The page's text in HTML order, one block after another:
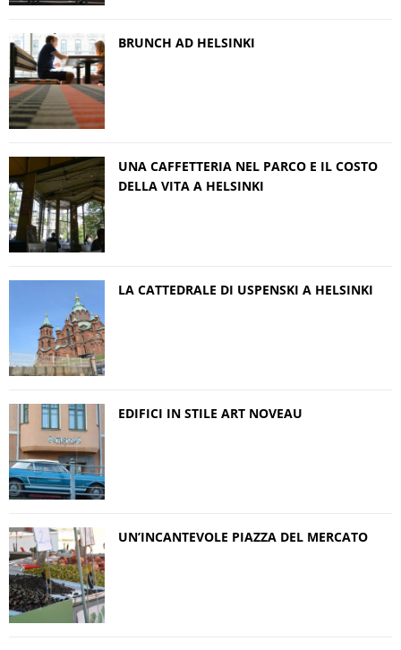
BRUNCH AD HELSINKI
UNA CAFFETTERIA NEL PARCO E IL COSTO
DELLA VITA A HELSINKI
LA CATTEDRALE DI USPENSKI A HELSINKI
EDIFICI IN STILE ART NOVEAU
UN’INCANTEVOLE PIAZZA DEL MERCATO